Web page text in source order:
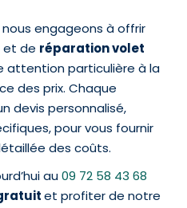
engageons à offrir
et de réparation volet
attention particulière à la
des prix. Chaque
devis personnalisé,
pour vous fournir
des coûts.
au09 72 58 43 68
et profiter de notre